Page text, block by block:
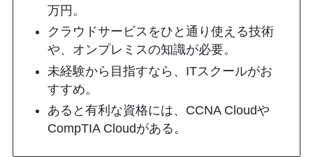
万円。
クラウドサービスをひと通り使える技術
や、オンプレミスの知識が必要。
未経験から目指すなら、ITスクールがお
すすめ。
あると有利な資格には、CCNA Cloudや
CompTIA Cloudがある。